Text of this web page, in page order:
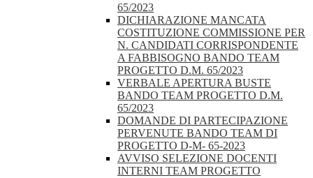
65/2023
DICHIARAZIONE MANCATA
COSTITUZIONE COMMISSIONE PER
N. CANDIDATI CORRISPONDENTE
A FABBISOGNO BANDO TEAM
PROGETTO D.M. 65/2023
VERBALE APERTURA BUSTE
BANDO TEAM PROGETTO D.M.
65/2023
DOMANDE DI PARTECIPAZIONE
PERVENUTE BANDO TEAM DI
PROGETTO D-M- 65-2023
AVVISO SELEZIONE DOCENTI
INTERNI TEAM PROGETTO